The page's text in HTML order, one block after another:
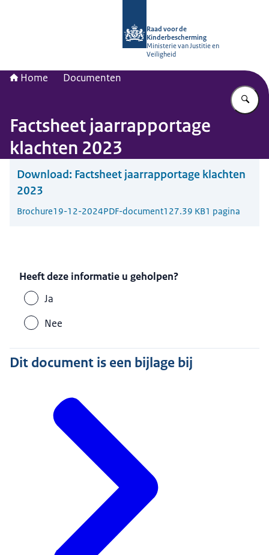
Raad voor de
Kinderbescherming
Ministerie van Justitie en
Veiligheid
Home Documenten
Factsheet jaarrapportage
klachten 2023
Download: Factsheet jaarrapportage klachten
2023
Brochure19-12-2024PDF-document127.39 KB1 pagina
Heeft deze informatie u geholpen?
Ja
Nee
Dit document is een bijlage bij